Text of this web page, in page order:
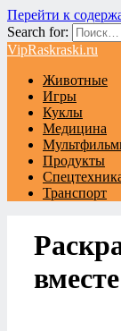
Перейти к
Search for:
VipRaskraski.ru
Животные
Игры
Куклы
Медицина
Продукты
Транспорт
вместе